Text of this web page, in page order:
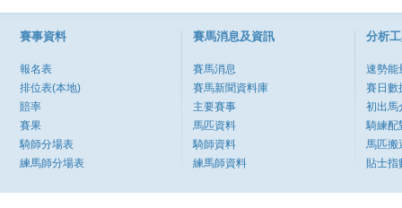
賽事資料
報名表
排位表(本地)
賠率
賽果
騎師分場表
練馬師分場表
賽馬消息及資訊
賽馬消息
賽馬新聞資料庫
主要賽事
馬匹資料
騎師資料
練馬師資料
分析
速勢能
賽日數
初出馬
騎練配
馬匹搬
貼士指